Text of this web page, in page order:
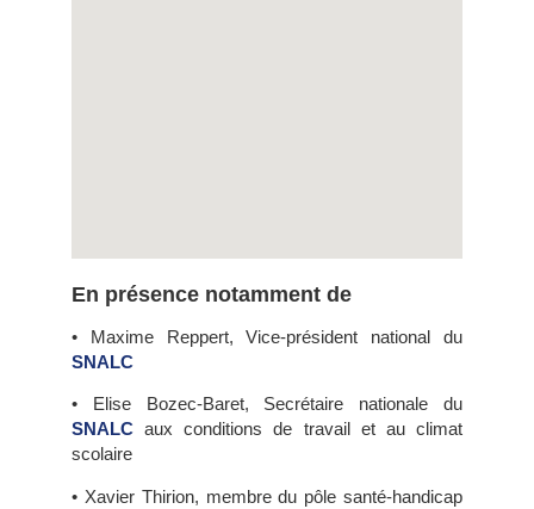
En présence notamment de
• Maxime Reppert, Vice-président national du
SNALC
• Elise Bozec-Baret, Secrétaire nationale du
SNALC aux conditions de travail et au climat
scolaire
• Xavier Thirion, membre du pôle santé-handicap